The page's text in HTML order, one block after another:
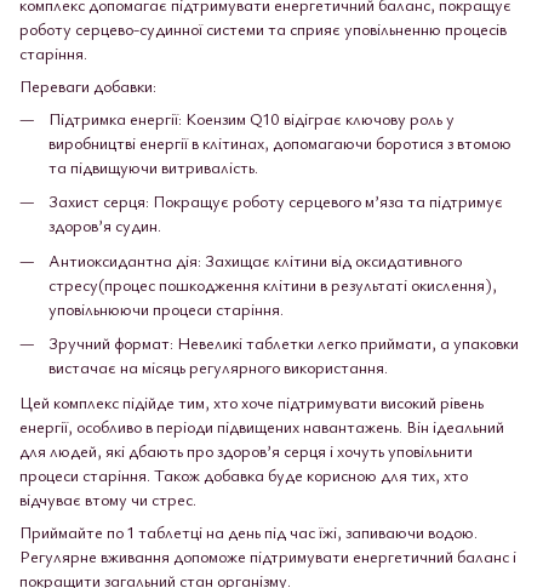
роботу серцево-судинної системи та сприяє уповільненню процесів
старіння.
Переваги добавки:
Підтримка енергії: Коензим Q10 відіграє ключову роль у
виробництві енергії в клітинах, допомагаючи боротися з втомою
та підвищуючи витривалість.
Захист серця: Покращує роботу серцевого м’яза та підтримує
здоров’я судин.
Антиоксидантна дія: Захищає клітини від оксидативного
стресу(процес пошкодження клітини в результаті окислення),
уповільнюючи процеси старіння.
Зручний формат: Невеликі таблетки легко приймати, а упаковки
вистачає на місяць регулярного використання.
Цей комплекс підійде тим, хто хоче підтримувати високий рівень
енергії, особливо в періоди підвищених навантажень. Він ідеальний
для людей, які дбають про здоров’я серця і хочуть уповільнити
процеси старіння. Також добавка буде корисною для тих, хто
відчуває втому чи стрес.
Приймайте по 1 таблетці на день під час їжі, запиваючи водою.
Регулярне вживання допоможе підтримувати енергетичний баланс і
покращити загальний стан організму.